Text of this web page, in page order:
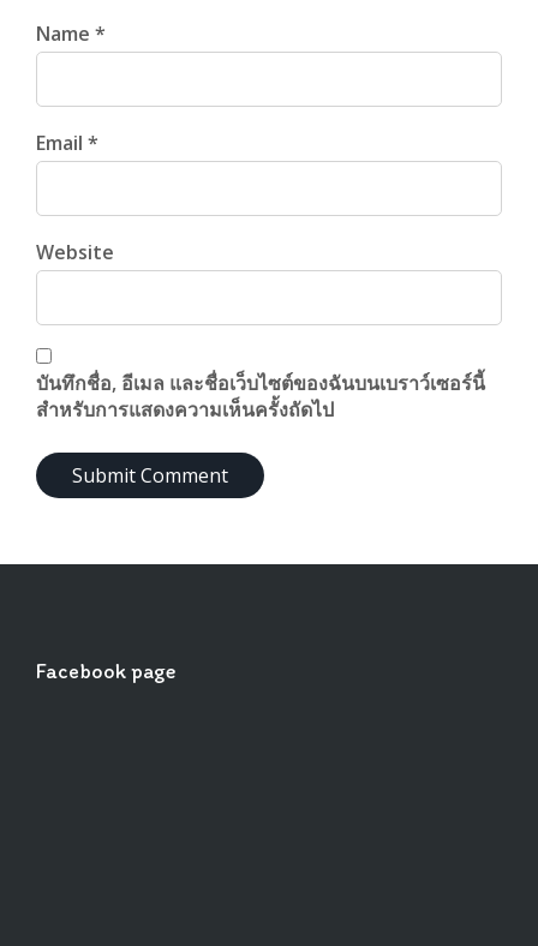
Name *
Email *
Website
บันทึกชื่อ, อีเมล และชื่อเว็บไซต์ของฉันบนเบราว์เซอร์นี้
สำหรับการแสดงความเห็นครั้งถัดไป
Facebook page